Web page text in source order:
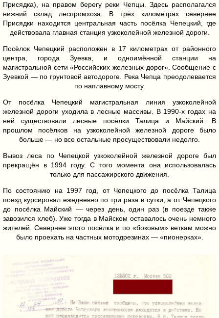
Присядка), на правом берегу реки Чепцы. Здесь располагался
нижний склад леспромхоза. В трёх километрах севернее
Присядки находится центральная часть посёлка Чепецкий, где
действовала главная станция узкоколейной железной дороги.
Посёлок Чепецкий расположен в 17 километрах от районного
центра, города Зуевка, и одноимённой станции на
магистральной сети «Российских железных дорог». Сообщение с
Зуевкой — по грунтовой автодороге. Река Чепца преодолевается
по наплавному мосту.
От посёлка Чепецкий магистральная линия узкоколейной
железной дороги уходила в лесные массивы. В 1990-х годах на
ней существовали лесные посёлки Талица и Майский. В
прошлом посёлков на узкоколейной железной дороге было
больше — но все остальные просуществовали недолго.
Вывоз леса по Чепецкой узкоколейной железной дороге был
прекращён в 1994 году. С того момента она использовалась
только для пассажирского движения.
По состоянию на 1997 год, от Чепецкого до посёлка Талица
поезд курсировал ежедневно по три раза в сутки, а от Чепецкого
до посёлка Майский — через день, один раз (в поезде также
завозился хлеб). Уже тогда в Майском оставалось очень немного
жителей. Севернее этого посёлка и по «боковым» веткам можно
было проехать на частных мотодрезинах — «пионерках».